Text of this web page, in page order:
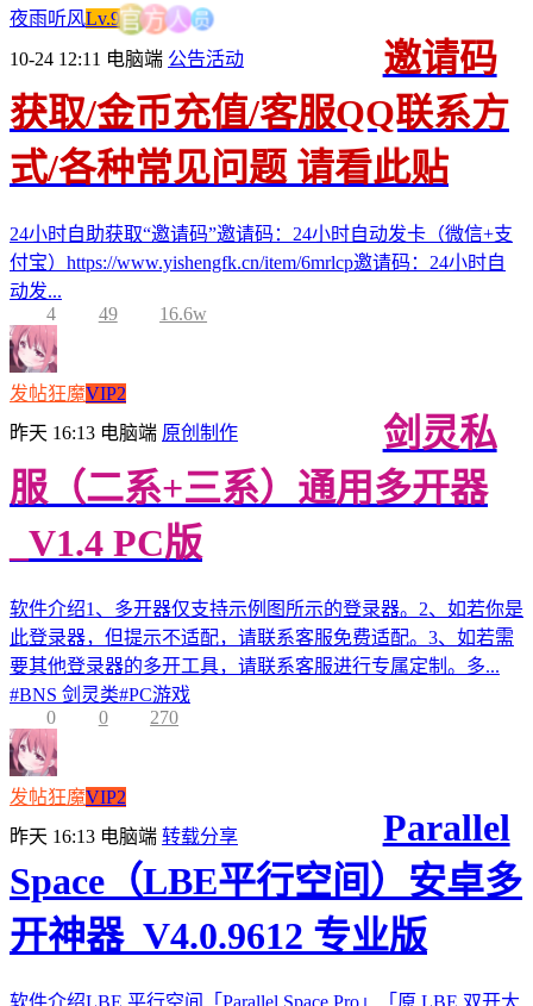
夜雨听风Lv.9官 方人员
10-24 12:11 电脑端 公告活动
邀请码
获取/金币充值/客服QQ联系方
式/各种常见问题 请看此贴
24小时自助获取“邀请码”邀请码：24小时自动发卡（微信+支
付宝）https://www.yishengfk.cn/item/6mrlcp邀请码：24小时自
动发...
4
49 16.6w
发帖狂魔VIP2
昨天 16:13 电脑端 原创制作
剑灵私
服（二系+三系）通用多开器
_V1.4 PC版
软件介绍1、多开器仅支持示例图所示的登录器。2、如若你是
此登录器，但提示不适配，请联系客服免费适配。3、如若需
要其他登录器的多开工具，请联系客服进行专属定制。多...
#BNS 剑灵类#PC游戏
0
0 270
发帖狂魔VIP2
昨天 16:13 电脑端 转载分享
Parallel
Space（LBE平行空间）安卓多
开神器_V4.0.9612 专业版
软件介绍LBE 平行空间「Parallel Space Pro」「原 LBE 双开大